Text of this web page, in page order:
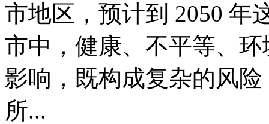
市地区，预计到 2050 年
市中，健康、不平等、
影响，既构成复杂的风
所...